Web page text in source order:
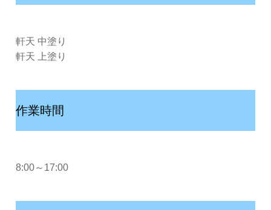
軒天 中塗り
軒天 上塗り
作業時間
8:00～17:00